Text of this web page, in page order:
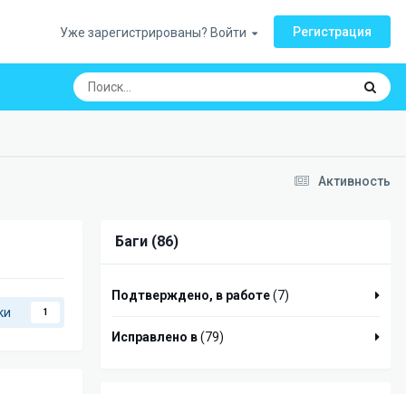
Уже зарегистрированы? Войти Регистрация
Активность
1
Баги (86)
Подтверждено, в работе(7)
Исправлено в(79)